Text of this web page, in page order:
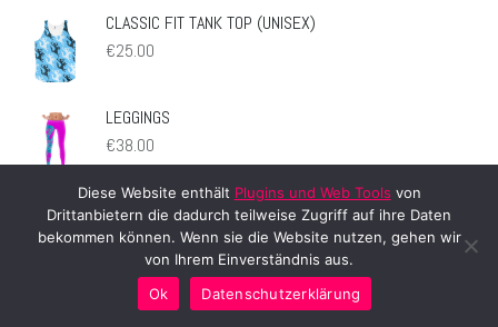
CLASSIC FIT TANK TOP (UNISEX)
€25.00
LEGGINGS
€38.00
SUBLIMATION CUT & SEW DRESS
€ 49.95
LEGGINGS - LOVE'N'PEACE
Diese Website enthält Plugins und Web Tools von
Drittanbietern die dadurch teilweise Zugriff auf ihre Daten
bekommen können. Wenn sie die Website nutzen, gehen wir
von Ihrem Einverständnis aus.
Ok
Datenschutzerklärung